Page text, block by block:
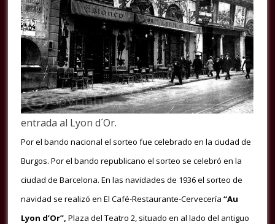
entrada al Lyon d´Or.
Por el bando nacional el sorteo fue celebrado en la ciudad de
Burgos. Por el bando republicano el sorteo se celebró en la
ciudad de Barcelona. En las navidades de 1936 el sorteo de
navidad se realizó en El Café-Restaurante-Cervecería“Au
Lyon d’Or”, Plaza del Teatro 2, situado en al lado del antiguo